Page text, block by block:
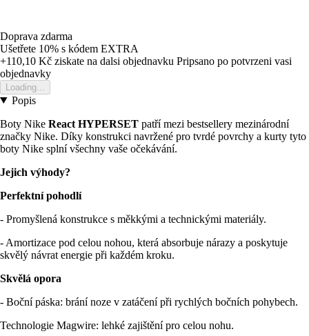
Doprava zdarma
Ušetřete 10% s kódem EXTRA
+110,10 Kč ziskate na dalsi objednavku Pripsano po potvrzeni vasi
objednavky
Loading...
Popis
Boty Nike React HYPERSET patří mezi bestsellery mezinárodní
značky Nike. Díky konstrukci navržené pro tvrdé povrchy a kurty tyto
boty Nike splní všechny vaše očekávání.
Jejich výhody?
Perfektní pohodlí
- Promyšlená konstrukce s měkkými a technickými materiály.
- Amortizace pod celou nohou, která absorbuje nárazy a poskytuje
skvělý návrat energie při každém kroku.
Skvělá opora
- Boční páska: brání noze v zatáčení při rychlých bočních pohybech.
Technologie Magwire: lehké zajištění pro celou nohu.